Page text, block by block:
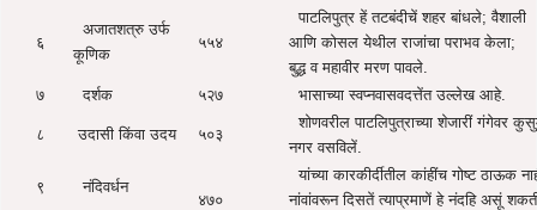
६
अजातशत्रु उर्फ
कूणिक
५५४
पाटलिपुत्र हें तटबंदीचें शहर बांधले; वैशाली
आणि कोसल येथील राजांचा पराभव केला;
बुद्ध व महावीर मरण पावले.
७
दर्शक ५२७ भासाच्या स्वप्नवासवदत्तेंत उल्लेख आहे.
८ उदासी किंवा उदय ५०३
शोणवरील पाटलिपुत्राच्या शेजारीं गंगेवर
नगर वसविलें.
९ नंदिवर्धन
४७०
यांच्या कारकीर्दीतील कांहींच गोष्ट ठाऊक
नांवांवरून दिसतें त्याप्रमाणें हे नंदहि असूं